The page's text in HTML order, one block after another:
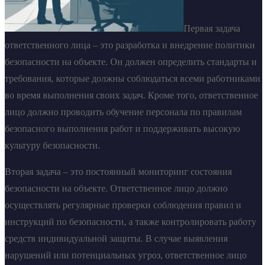
Первая задача
ответственного лица – это разработка и внедрение политики
безопасности на объекте. Он должен определить стандарты и
требования, которые должны соблюдаться всеми работниками
во время выполнения своих задач. Кроме того, ответственное
лицо должно проводить обучение персонала по правилам
безопасного выполнения работ и поддерживать высокую
культуру безопасности.
Вторая задача – это постоянный мониторинг состояния
безопасности на объекте. Ответственное лицо должно
осуществлять регулярные проверки соблюдения правил и
инструкций по безопасности, а также контролировать работу
средств индивидуальной защиты. В случае выявления
нарушений или потенциальных угроз, ответственное лицо